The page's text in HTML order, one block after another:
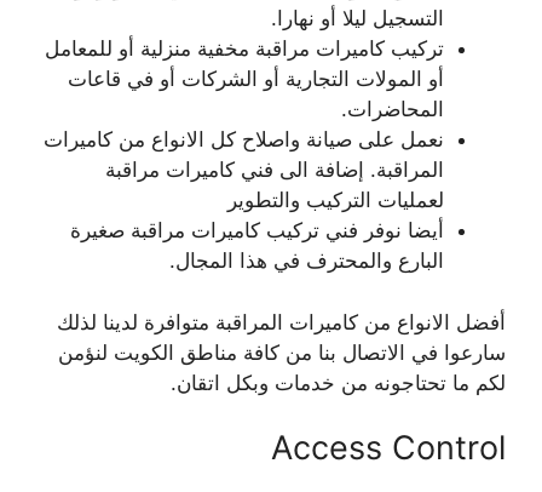
التسجيل ليلا أو نهارا.
تركيب كاميرات مراقبة مخفية منزلية أو للمعامل
أو المولات التجارية أو الشركات أو في قاعات
المحاضرات.
نعمل على صيانة واصلاح كل الانواع من كاميرات
المراقبة. إضافة الى فني كاميرات مراقبة
لعمليات التركيب والتطوير
أيضا نوفر فني تركيب كاميرات مراقبة صغيرة
البارع والمحترف في هذا المجال.
أفضل الانواع من كاميرات المراقبة متوافرة لدينا لذلك
سارعوا في الاتصال بنا من كافة مناطق الكويت لنؤمن
لكم ما تحتاجونه من خدمات وبكل اتقان.
Access Control